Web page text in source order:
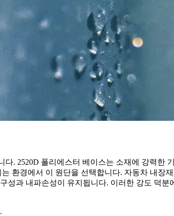
. 2520D 폴리에스터 베이스는 소재에 강력한
환경에서 이 원단을 선택합니다. 자동차 내장
성과 내파손성이 유지됩니다. 이러한 강도 덕